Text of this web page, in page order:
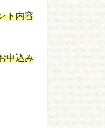
ト内容
申込み